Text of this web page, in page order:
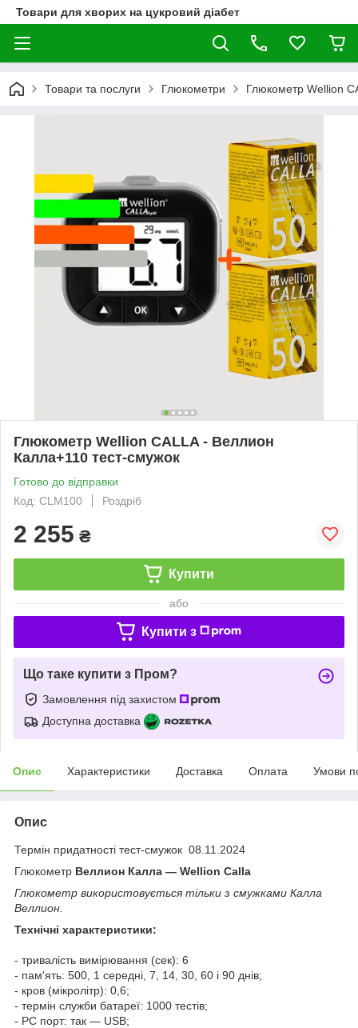
Товари для хворих на цукровий діабет
Товари та послуги Глюкометри Глюкометр Wellion
Глюкометр Wellion CALLA - Веллион
Калла+110 тест-смужок
Готово до відправки
Код: CLM100
Роздріб
2 255 ₴
Купити
або
Купити з
Що таке купити з Пром?
Замовлення під захистом
Доступна доставка
Опис Характеристики Доставка Оплата Умови
Опис
Термін придатності тест-смужок 08.11.2024
Глюкометр Веллион Калла ― Wellion Calla
Глюкометр використовується тільки з смужками Калла
Веллион.
Технічні характеристики:
- тривалість вимірювання (сек): 6
- пам'ять: 500, 1 середні, 7, 14, 30, 60 і 90 днів;
- кров (мікролітр): 0,6;
- термін служби батареї: 1000 тестів;
- PC порт: так ― USB;